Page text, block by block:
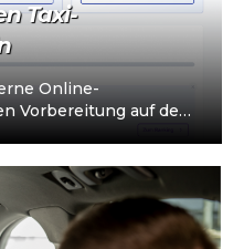
Taxi-
Online-
Vorbereitung auf den